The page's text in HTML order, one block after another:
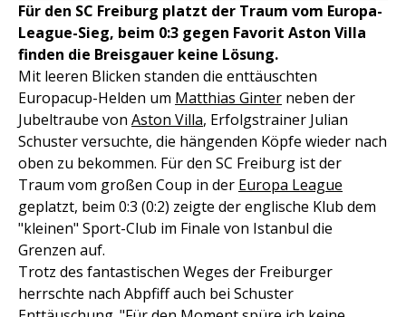
Für den SC Freiburg platzt der Traum vom Europa-
League-Sieg, beim 0:3 gegen Favorit Aston Villa
finden die Breisgauer keine Lösung.
Mit leeren Blicken standen die enttäuschten
Europacup-Helden um Matthias Ginter neben der
Jubeltraube von Aston Villa, Erfolgstrainer Julian
Schuster versuchte, die hängenden Köpfe wieder nach
oben zu bekommen. Für den SC Freiburg ist der
Traum vom großen Coup in der Europa League
geplatzt, beim 0:3 (0:2) zeigte der englische Klub dem
"kleinen" Sport-Club im Finale von Istanbul die
Grenzen auf.
Trotz des fantastischen Weges der Freiburger
herrschte nach Abpfiff auch bei Schuster